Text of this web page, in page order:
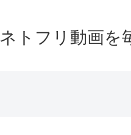
ネトフリ動画を